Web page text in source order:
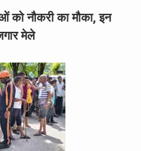
को नौकरी का मौका, इन
मेले